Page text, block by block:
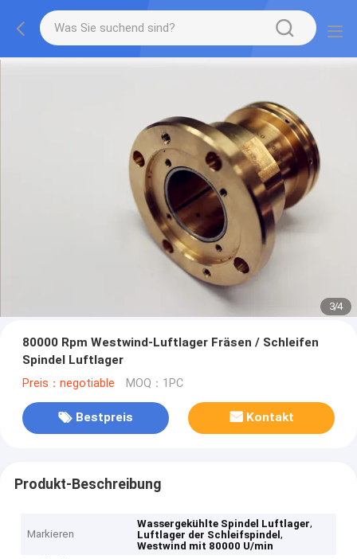
3/4
80000 Rpm Westwind-Luftlager Fräsen / Schleifen
Spindel Luftlager
Preis：negotiable MOQ：1PC
Bestpreis Kontakt
Produkt-Beschreibung
Markieren
Wassergekühlte Spindel Luftlager,
Luftlager der Schleifspindel,
Westwind mit 80000 U/min